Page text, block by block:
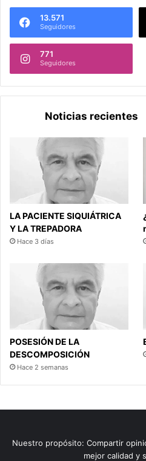
13.571
Seguidores
771
Seguidores
Noticias recientes
LA PACIENTE SIQUIÁTRICA
Y LA TREPADORA
Hace 3 días
POSESIÓN DE LA
DESCOMPOSICIÓN
Hace 2 semanas
Nuestro propósito: Compartir
mejor calidad y